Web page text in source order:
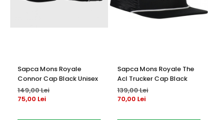
Sapca Mons Royale
Connor Cap Black Unisex
149,00 Lei
75,00 Lei
Sapca Mons Royale The
Acl Trucker Cap Black
139,00 Lei
70,00 Lei